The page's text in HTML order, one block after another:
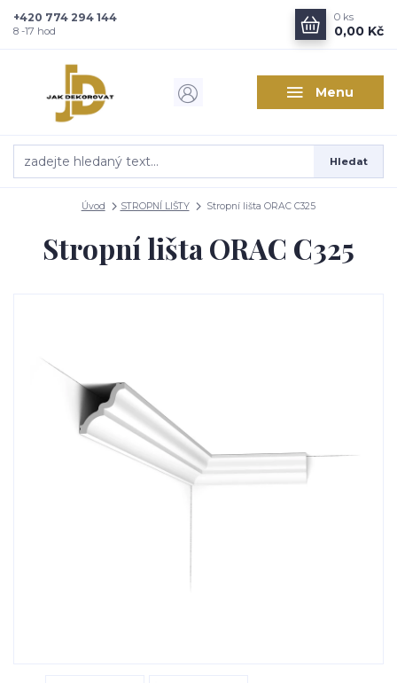
Menu
Hledat
+420 774 294 144
8 -17 hod
0 ks
0,00 Kč
Úvod STROPNÍ LIŠTY Stropní lišta ORAC C325
Stropní lišta ORAC C325
Zajímá vás, co nového v
Kam poslat informaci o novinkách v interiérovém designu?